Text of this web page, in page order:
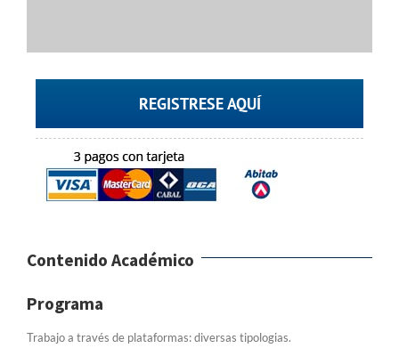
REGISTRESE AQUÍ
Contenido Académico
Programa
Trabajo a través de plataformas: diversas tipologias.